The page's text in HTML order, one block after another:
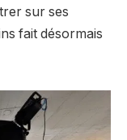
sur ses
fait désormais